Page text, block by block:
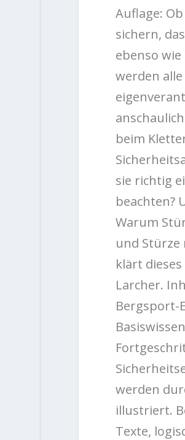
Auflage:
sichern,
ebenso
werden
beim
sie richtig
beachten?
Warum
und Stürze
klärt
Larcher.
Bergsport-
werden
illustriert.
Texte,